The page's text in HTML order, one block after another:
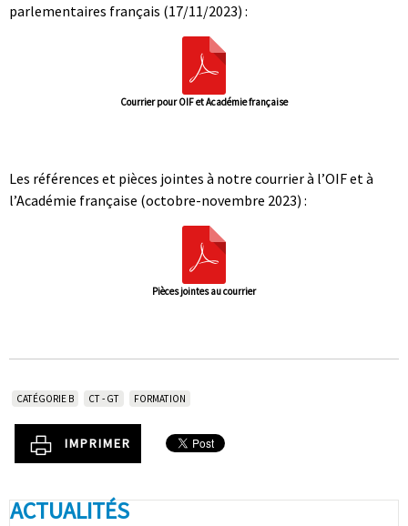
parlementaires français (17/11/2023) :
Courrier pour OIF et Académie française
Les références et pièces jointes à notre courrier à l’OIF et à
l’Académie française (octobre-novembre 2023) :
Pièces jointes au courrier
CATÉGORIE B CT - GT FORMATION
IMPRIMER
ACTUALITÉS